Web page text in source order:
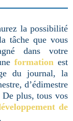
la possibilité
tâche que vous
dans votre
formation est
du journal, la
d’édimestre
De plus, tous vos
de